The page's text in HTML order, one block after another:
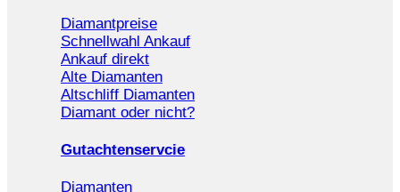
Diamantpreise
Schnellwahl Ankauf
Ankauf direkt
Alte Diamanten
Altschliff Diamanten
Diamant oder nicht?
Gutachtenservcie
Diamanten